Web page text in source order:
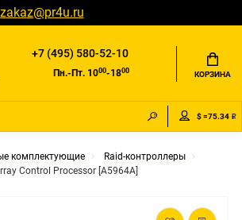
zakaz@pr4u.ru
+7 (495) 580-52-10
Пн.-Пт. 1000-1800 КОРЗИНА
$ =75.34 ₽
комплектующие
Raid-контроллеры
Control Processor [A5964A]